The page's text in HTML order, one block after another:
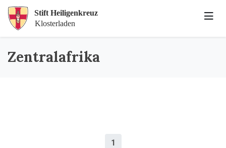
Zentralafrika
1